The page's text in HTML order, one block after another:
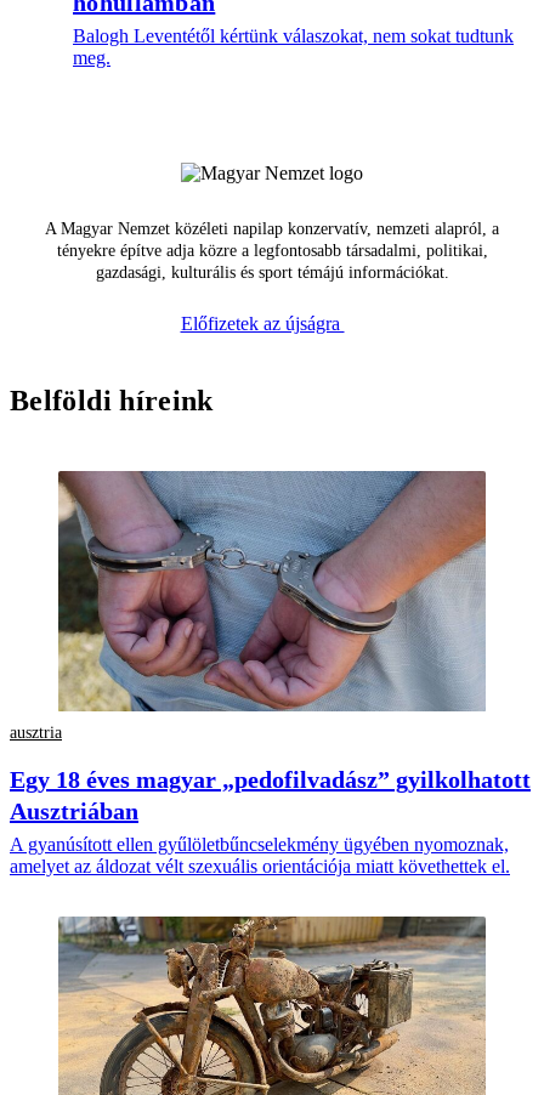
Balogh Leventétől kértünk válaszokat, nem sokat tudtunk
meg.
A Magyar Nemzet közéleti napilap konzervatív, nemzeti alapról, a
tényekre építve adja közre a legfontosabb társadalmi, politikai,
gazdasági, kulturális és sport témájú információkat.
Előfizetek az újságra
Belföldi híreink
ausztria
Egy 18 éves magyar „pedofilvadász” gyilkolhatott
Ausztriában
A gyanúsított ellen gyűlöletbűncselekmény ügyében nyomoznak,
amelyet az áldozat vélt szexuális orientációja miatt követhettek el.